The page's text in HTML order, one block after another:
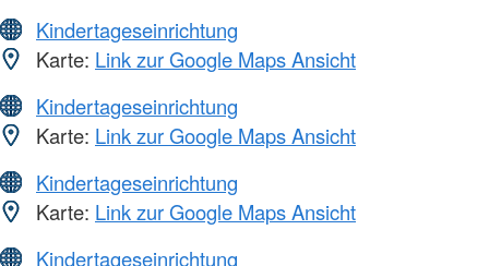
Kindertageseinrichtung
Karte: Link zur Google Maps Ansicht
Kindertageseinrichtung
Karte: Link zur Google Maps Ansicht
Kindertageseinrichtung
Karte: Link zur Google Maps Ansicht
Kindertageseinrichtung